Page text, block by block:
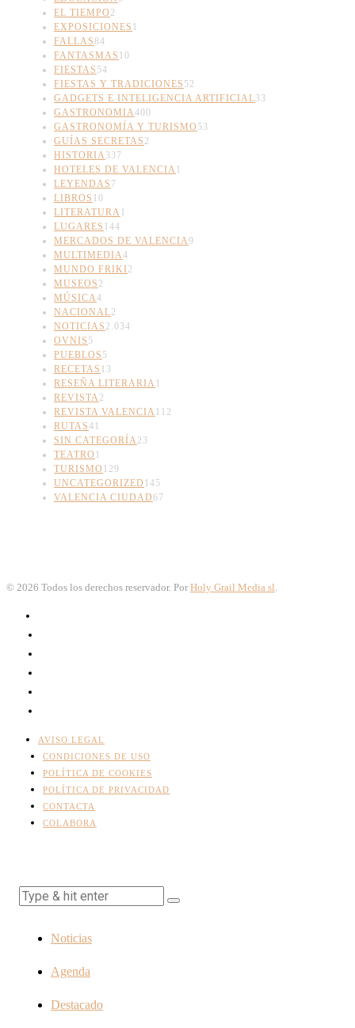
EL TIEMPO 2
EXPOSICIONES 1
FALLAS84
FANTASMAS 10
FIESTAS 54
FIESTAS Y TRADICIONES 52
GADGETS E INTELIGENCIA ARTIFICIAL33
GASTRONOMIA400
GASTRONOMÍA Y TURISMO 53
GUÍAS SECRETAS 2
HISTORIA337
HOTELES DE VALENCIA1
LEYENDAS 7
LIBROS 10
LITERATURA1
LUGARES 144
MERCADOS DE VALENCIA9
MULTIMEDIA4
MUNDO FRIKI2
MUSEOS 2
MÚSICA4
NACIONAL2
NOTICIAS 2.034
OVNIS 5
PUEBLOS 5
RECETAS 13
RESEÑA LITERARIA1
REVISTA2
REVISTA VALENCIA112
RUTAS41
SIN CATEGORÍA23
TEATRO 1
TURISMO 129
UNCATEGORIZED 145
VALENCIA CIUDAD67
© 2026 Todos los derechos reservador. Por Holy Grail Media sl
AVISO LEGAL
CONDICIONES DE USO
POLÍTICA DE COOKIES
POLÍTICA DE PRIVACIDAD
CONTACTA
COLABORA
Noticias
Agenda
Destacado